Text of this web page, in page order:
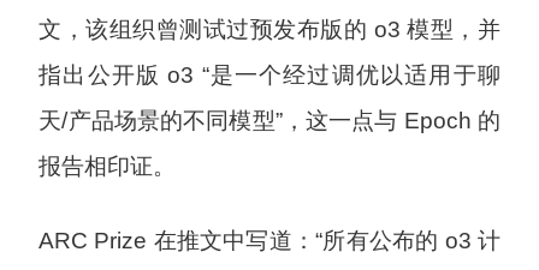
文，该组织曾测试过预发布版的 o3 模型，并
指出公开版 o3 “是一个经过调优以适用于聊
天/产品场景的不同模型”，这一点与 Epoch 的
报告相印证。
ARC Prize 在推文中写道：“所有公布的 o3 计